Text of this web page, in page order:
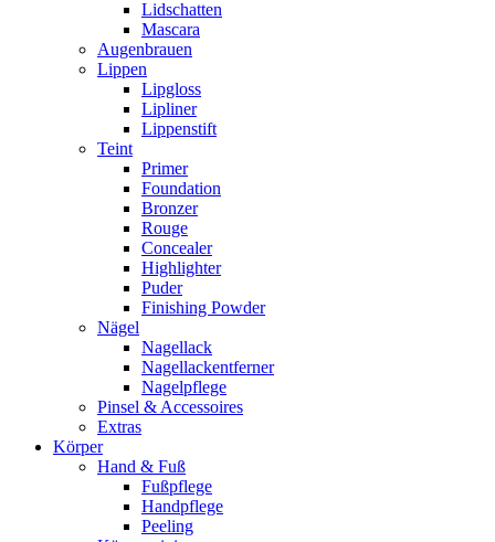
Lidschatten
Mascara
Augenbrauen
Lippen
Lipgloss
Lipliner
Lippenstift
Teint
Primer
Foundation
Bronzer
Rouge
Concealer
Highlighter
Puder
Finishing Powder
Nägel
Nagellack
Nagellackentferner
Nagelpflege
Pinsel & Accessoires
Extras
Körper
Hand & Fuß
Fußpflege
Handpflege
Peeling